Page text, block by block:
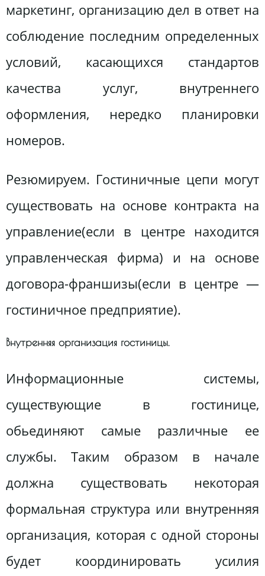
маркетинг, организацию дел в ответ на
соблюдение последним определенных
условий, касающихся стандартов
качества услуг, внутреннего
оформления, нередко планировки
номеров.
Резюмируем. Гостиничные цепи могут
существовать на основе контракта на
управление(если в центре находится
управленческая фирма) и на основе
договора-франшизы(если в центре —
гостиничное предприятие).
Внутренняя организация гостиницы.
Информационные системы,
существующие в гостинице,
обьединяют самые различные ее
службы. Таким образом в начале
должна существовать некоторая
формальная структура или внутренняя
организация, которая с одной стороны
будет координировать усилия